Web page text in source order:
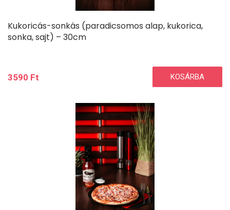
Kukoricás-sonkás (paradicsomos alap, kukorica,
sonka, sajt) – 30cm
3590 Ft KOSÁRBA